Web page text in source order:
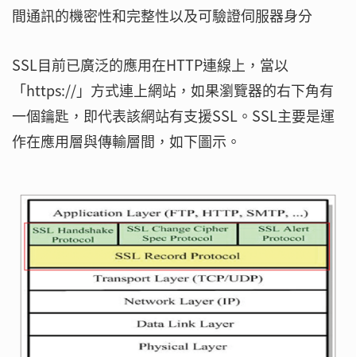
間通訊的機密性和完整性以及可驗證伺服器身分
SSL目前已廣泛的應用在HTTP連線上，當以
「https://」方式連上網站，如果瀏覽器的右下角有
一個鑰匙，即代表該網站有支援SSL。SSL主要是運
作在應用層與傳輸層間，如下圖示。